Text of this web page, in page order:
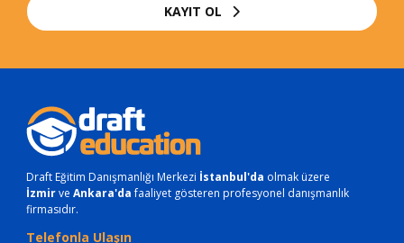
KAYIT OL
Draft Eğitim Danışmanlığı Merkezi İstanbul'da olmak üzere
İzmirve Ankara'dafaaliyet gösteren profesyonel danışmanlık
firmasıdır.
Telefonla Ulaşın